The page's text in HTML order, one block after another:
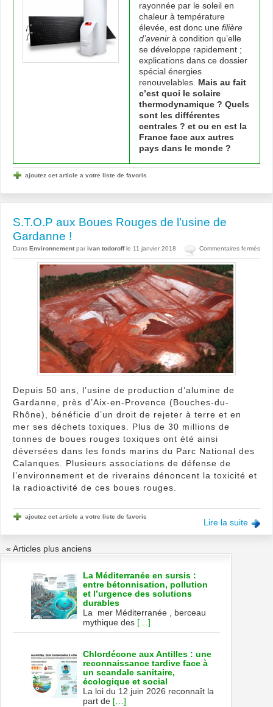
rayonnée par le soleil en
chaleur à température
élevée, est donc une filière
d’avenir à condition qu’elle
se développe rapidement ;
explications dans ce dossier
spécial énergies
renouvelables. Mais au fait
c’est quoi le solaire
thermodynamique ? Quels
sont les différentes
centrales ? et ou en est la
France face aux autres
pays dans le monde ?
ajoutez cet article a votre liste de favoris
S.T.O.P aux Boues Rouges de l’usine de
Gardanne !
Dans Environnement par ivan todoroffle 11 janvier 2018 Commentaires ferméssur
Depuis 50 ans, l’usine de production d’alumine de
Gardanne, près d’Aix-en-Provence (Bouches-du-
Rhône), bénéficie d’un droit de rejeter à terre et en
mer ses déchets toxiques. Plus de 30 millions de
tonnes de boues rouges toxiques ont été ainsi
déversées dans les fonds marins du Parc National des
Calanques. Plusieurs associations de défense de
l’environnement et de riverains dénoncent la toxicité et
la radioactivité de ces boues rouges.
Lire la suite
ajoutez cet article a votre liste de favoris
« Articles plus anciens
La Méditerranée en sursis :
entre bétonnisation, pollution
et l’urgence des solutions
durables
La mer Méditerranée , berceau
mythique des […]
Chlordécone aux Antilles : une
reconnaissance tardive face à
un scandale sanitaire,
écologique et social
La loi du 12 juin 2026 reconnaît la
part de […]